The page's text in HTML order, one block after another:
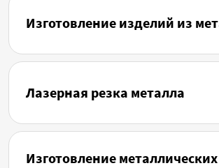
Изготовление изделий из
Лазерная резка металла
Изготовление металлических